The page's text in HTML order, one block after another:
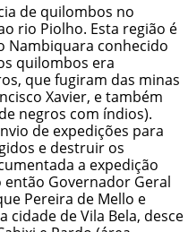
de quilombos no
rio Piolho. Esta região é
Nambiquara conhecido
quilombos era
que fugiram das minas
Xavier, e também
negros com índios).
de expedições para
e destruir os
a expedição
então Governador Geral
Pereira de Mello e
cidade de Vila Bela, desce